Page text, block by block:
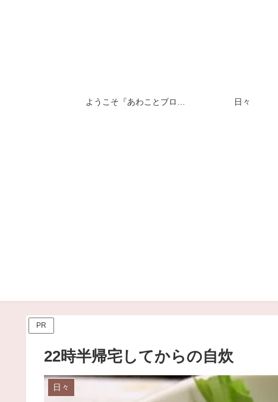
ようこそ『あわことブログ』へ！(プロフィール＆ブログ紹介) 日々
PR
22時半帰宅してからの自炊
日々